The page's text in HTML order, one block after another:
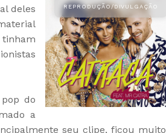
deles
do
a
seu clipe, ficou muito